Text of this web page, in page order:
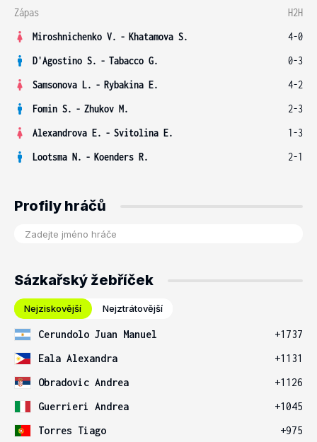
Zápas
H2H
Miroshnichenko V. - Khatamova S.
4-0
D'Agostino S. - Tabacco G.
0-3
Samsonova L. - Rybakina E.
4-2
Fomin S. - Zhukov M.
2-3
Alexandrova E. - Svitolina E.
1-3
Lootsma N. - Koenders R. 2-1
Profily hráčů
Sázkařský žebříček
Nejziskovější Nejztrátovější
Cerundolo Juan Manuel
+1737
Eala Alexandra
+1131
Obradovic Andrea
+1126
Guerrieri Andrea
+1045
Torres Tiago
+975